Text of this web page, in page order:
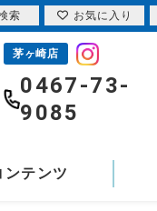
茅ヶ崎店
0467-73-
9085
ンテンツ
索 お気に入り